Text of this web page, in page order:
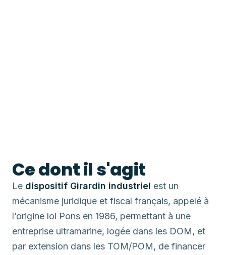
Ce dont il s'agit
Le dispositif Girardin industriel est un
mécanisme juridique et fiscal français, appelé à
l’origine loi Pons en 1986, permettant à une
entreprise ultramarine, logée dans les DOM, et
par extension dans les TOM/POM, de financer